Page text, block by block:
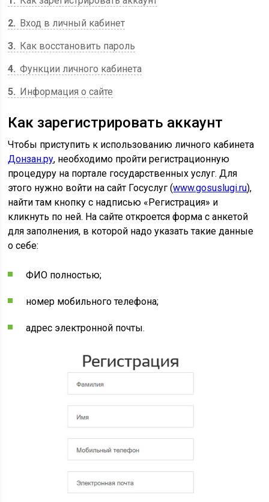
2
Вход в личный кабинет
3
Как восстановить пароль
4 Функции личного кабинета
5
Информация о сайте
Как зарегистрировать аккаунт
Чтобы приступить к использованию личного кабинета
Донзан.ру, необходимо пройти регистрационную
процедуру на портале государственных услуг. Для
этого нужно войти на сайт Госуслуг (www.gosuslugi.ru),
найти там кнопку с надписью «Регистрация» и
кликнуть по ней. На сайте откроется форма с анкетой
для заполнения, в которой надо указать такие данные
о себе:
ФИО полностью;
номер мобильного телефона;
адрес электронной почты.